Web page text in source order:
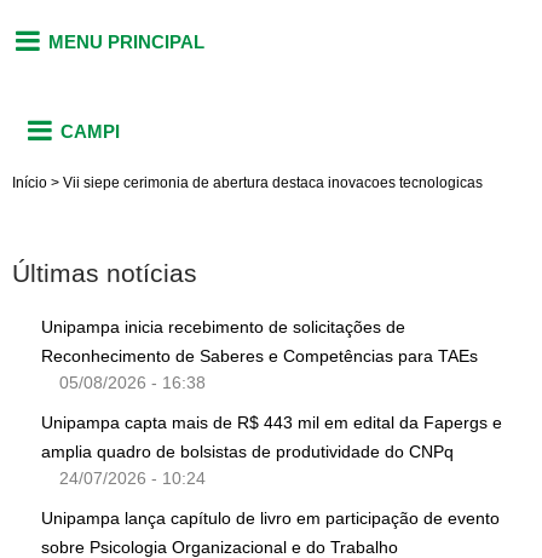
MENU PRINCIPAL
CAMPI
Início > Vii siepe cerimonia de abertura destaca inovacoes tecnologicas
Últimas notícias
Unipampa inicia recebimento de solicitações de
Reconhecimento de Saberes e Competências para TAEs
05/08/2026 - 16:38
Unipampa capta mais de R$ 443 mil em edital da Fapergs e
amplia quadro de bolsistas de produtividade do CNPq
24/07/2026 - 10:24
Unipampa lança capítulo de livro em participação de evento
sobre Psicologia Organizacional e do Trabalho